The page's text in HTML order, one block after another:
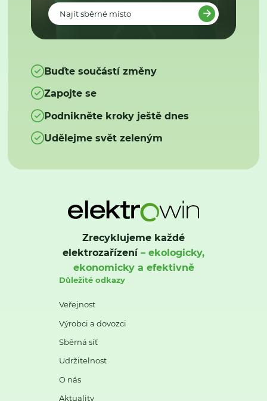
Najít sběrné místo
Buďte součástí změny
Zapojte se
Podnikněte kroky ještě dnes
Udělejme svět zeleným
Zrecyklujeme každé
elektrozařízení– ekologicky,
ekonomicky a efektivně
Důležité odkazy
Veřejnost
Výrobci a dovozci
Sběrná síť
Udržitelnost
O nás
Aktuality